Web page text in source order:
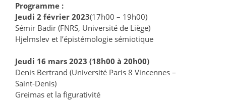
Programme :
Jeudi 2 février 2023(17h00 – 19h00)
Sémir Badir (FNRS, Université de Liège)
Hjelmslev et l’épistémologie sémiotique
Jeudi 16 mars 2023 (18h00 à 20h00)
Denis Bertrand (Université Paris 8 Vincennes –
Saint-Denis)
Greimas et la figurativité